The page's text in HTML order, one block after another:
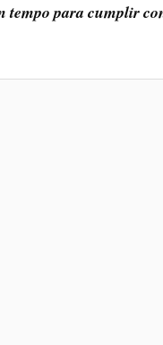
tempo para cumplir